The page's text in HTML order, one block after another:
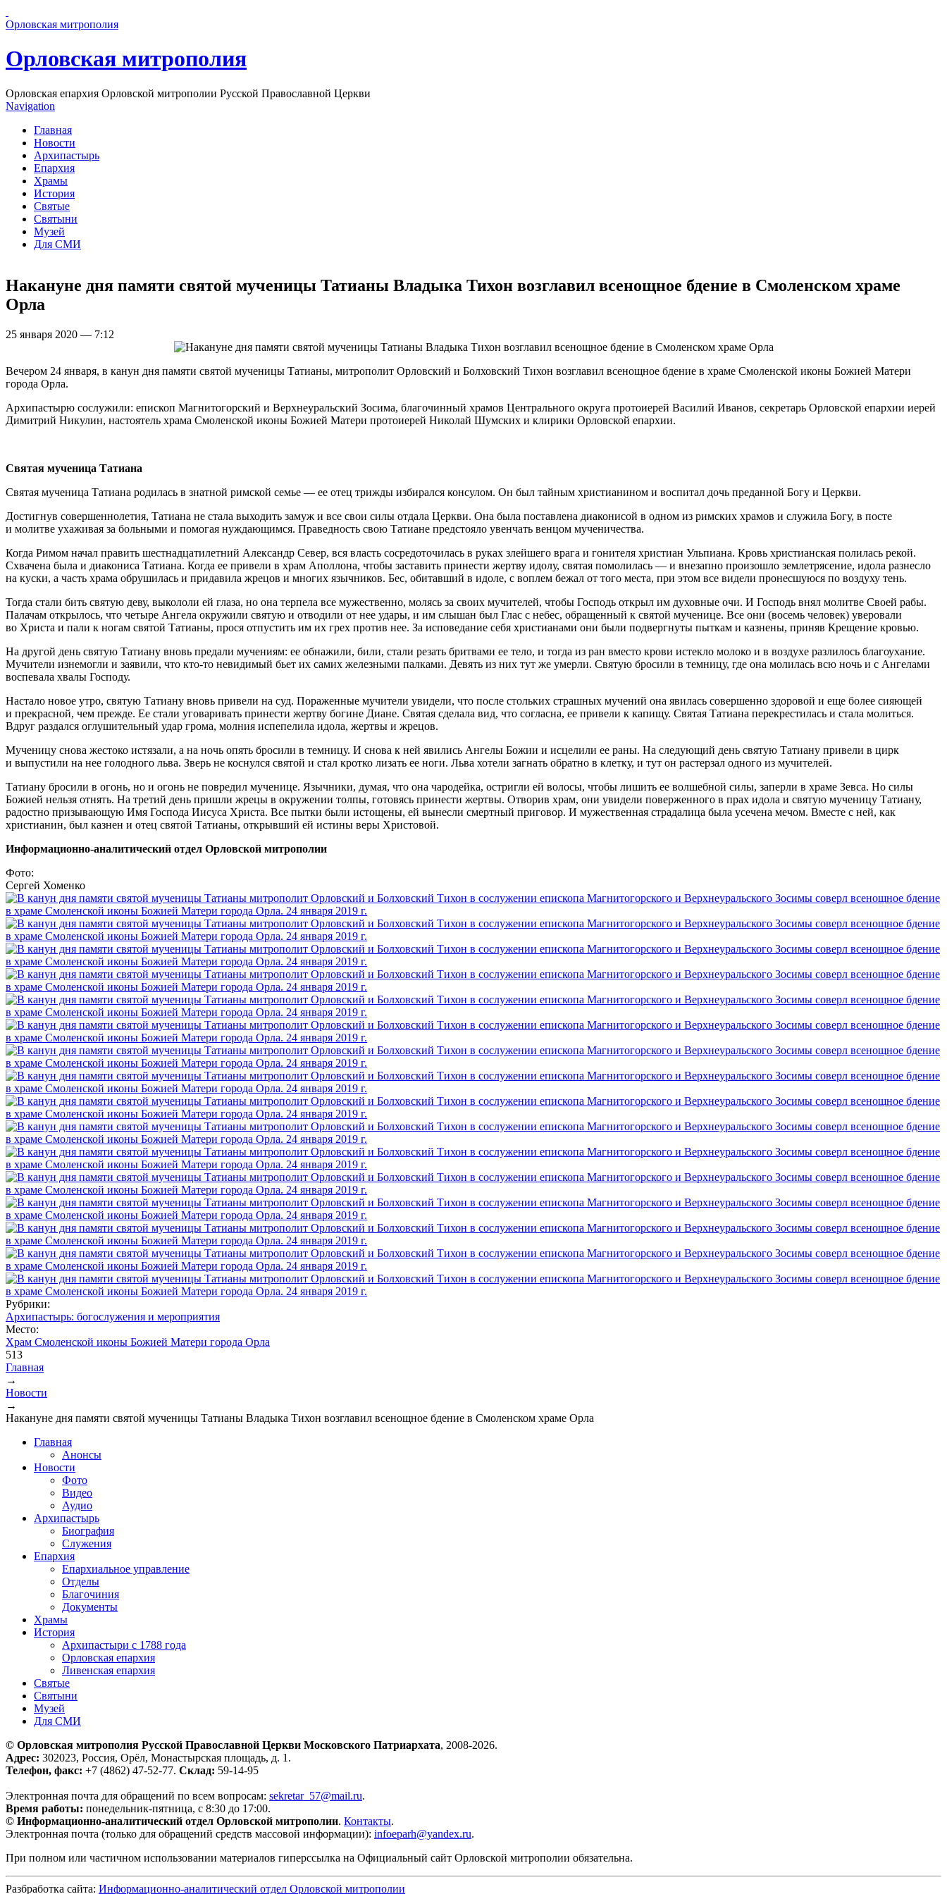
Орловская митрополия
Орловская митрополия
Орловская епархия Орловской митрополии Русской Православной Церкви
Navigation
Главная
Новости
Архипастырь
Епархия
Храмы
История
Святые
Святыни
Музей
Для СМИ
Накануне дня памяти святой мученицы Татианы Владыка Тихон возглавил всенощное бдение в Смоленском храме
Орла
25 января 2020 — 7:12
Вечером 24 января, в канун дня памяти святой мученицы Татианы, митрополит Орловский и Болховский Тихон возглавил всенощное бдение в храме Смоленской иконы Божией Матери
города Орла.
Архипастырю сослужили: епископ Магнитогорский и Верхнеуральский Зосима, благочинный храмов Центрального округа протоиерей Василий Иванов, секретарь Орловской епархии иерей
Димитрий Никулин, настоятель храма Смоленской иконы Божией Матери протоиерей Николай Шумских и клирики Орловской епархии.
Святая мученица Татиана
Святая мученица Татиана родилась в знатной римской семье — ее отец трижды избирался консулом. Он был тайным христианином и воспитал дочь преданной Богу и Церкви.
Достигнув совершеннолетия, Татиана не стала выходить замуж и все свои силы отдала Церкви. Она была поставлена диаконисой в одном из римских храмов и служила Богу, в посте
и молитве ухаживая за больными и помогая нуждающимся. Праведность свою Татиане предстояло увенчать венцом мученичества.
Когда Римом начал править шестнадцатилетний Александр Север, вся власть сосредоточилась в руках злейшего врага и гонителя христиан Ульпиана. Кровь христианская полилась рекой.
Схвачена была и диакониса Татиана. Когда ее привели в храм Аполлона, чтобы заставить принести жертву идолу, святая помолилась — и внезапно произошло землетрясение, идола разнесло
на куски, а часть храма обрушилась и придавила жрецов и многих язычников. Бес, обитавший в идоле, с воплем бежал от того места, при этом все видели пронесшуюся по воздуху тень.
Тогда стали бить святую деву, выкололи ей глаза, но она терпела все мужественно, молясь за своих мучителей, чтобы Господь открыл им духовные очи. И Господь внял молитве Своей рабы.
Палачам открылось, что четыре Ангела окружили святую и отводили от нее удары, и им слышан был Глас с небес, обращенный к святой мученице. Все они (восемь человек) уверовали
во Христа и пали к ногам святой Татианы, прося отпустить им их грех против нее. За исповедание себя христианами они были подвергнуты пыткам и казнены, приняв Крещение кровью.
На другой день святую Татиану вновь предали мучениям: ее обнажили, били, стали резать бритвами ее тело, и тогда из ран вместо крови истекло молоко и в воздухе разлилось благоухание.
Мучители изнемогли и заявили, что кто-то невидимый бьет их самих железными палками. Девять из них тут же умерли. Святую бросили в темницу, где она молилась всю ночь и с Ангелами
воспевала хвалы Господу.
Настало новое утро, святую Татиану вновь привели на суд. Пораженные мучители увидели, что после стольких страшных мучений она явилась совершенно здоровой и еще более сияющей
и прекрасной, чем прежде. Ее стали уговаривать принести жертву богине Диане. Святая сделала вид, что согласна, ее привели к капищу. Святая Татиана перекрестилась и стала молиться.
Вдруг раздался оглушительный удар грома, молния испепелила идола, жертвы и жрецов.
Мученицу снова жестоко истязали, а на ночь опять бросили в темницу. И снова к ней явились Ангелы Божии и исцелили ее раны. На следующий день святую Татиану привели в цирк
и выпустили на нее голодного льва. Зверь не коснулся святой и стал кротко лизать ее ноги. Льва хотели загнать обратно в клетку, и тут он растерзал одного из мучителей.
Татиану бросили в огонь, но и огонь не повредил мученице. Язычники, думая, что она чародейка, остригли ей волосы, чтобы лишить ее волшебной силы, заперли в храме Зевса. Но силы
Божией нельзя отнять. На третий день пришли жрецы в окружении толпы, готовясь принести жертвы. Отворив храм, они увидели поверженного в прах идола и святую мученицу Татиану,
радостно призывающую Имя Господа Иисуса Христа. Все пытки были истощены, ей вынесли смертный приговор. И мужественная страдалица была усечена мечом. Вместе с ней, как
христианин, был казнен и отец святой Татианы, открывший ей истины веры Христовой.
Информационно-аналитический отдел Орловской митрополии
Фото:
Сергей Хоменко
Рубрики:
Архипастырь: богослужения и мероприятия
Место:
Храм Смоленской иконы Божией Матери города Орла
513
Вы здесь
Главная
→
Новости
→
Накануне дня памяти святой мученицы Татианы Владыка Тихон возглавил всенощное бдение в Смоленском храме Орла
Главная
Анонсы
Новости
Фото
Видео
Аудио
Архипастырь
Биография
Служения
Епархия
Епархиальное управление
Отделы
Благочиния
Документы
Храмы
История
Архипастыри с 1788 года
Орловская епархия
Ливенская епархия
Святые
Святыни
Музей
Для СМИ
© Орловская митрополия Русской Православной Церкви Московского Патриархата, 2008-2026.
Адрес: 302023, Россия, Орёл, Монастырская площадь, д. 1.
Телефон, факс: +7 (4862) 47-52-77. Склад: 59-14-95
Электронная почта для обращений по всем вопросам: sekretar_57@mail.ru.
Время работы: понедельник-пятница, с 8:30 до 17:00.
© Информационно-аналитический отдел Орловской митрополии. Контакты.
Электронная почта (только для обращений средств массовой информации): infoeparh@yandex.ru.
При полном или частичном использовании материалов гиперссылка на Официальный сайт Орловской митрополии обязательна.
Разбработка сайта: Информационно-аналитический отдел Орловской митрополии